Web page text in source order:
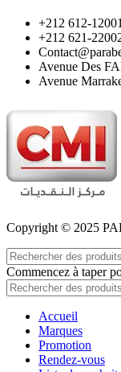
‪+212 612-
‪+212 621-
Avenue Des
Avenue
Copyright © 2025
Commencez à taper
Accueil
Marques
Promotion
Rendez-vous